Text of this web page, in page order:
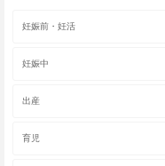
妊娠前・妊活
妊娠中
出産
育児